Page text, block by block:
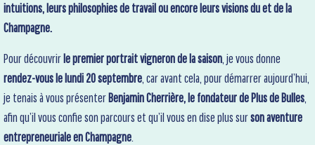
intuitions, leurs philosophies de travail ou encore leurs visions du et de la
Champagne.
Pour découvrirle premier portrait vigneron de la saison, je vous donne
rendez-vous le lundi 20 septembre, car avant cela, pour démarrer aujourd’hui,
je tenais à vous présenterBenjamin Cherrière, le fondateur de Plus de Bulles,
afin qu’il vous confie son parcours et qu’il vous en dise plus surson aventure
entrepreneuriale en Champagne.